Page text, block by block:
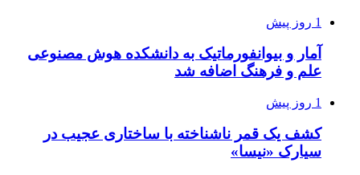
1 روز پیش
آمار و بیوانفورماتیک به دانشکده هوش مصنوعی
علم و فرهنگ اضافه شد
1 روز پیش
کشف یک قمر ناشناخته با ساختاری عجیب در
سیارک «نیسا»